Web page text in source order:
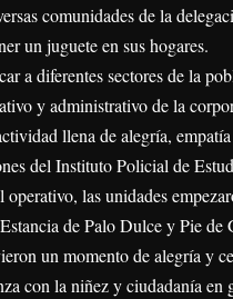
comunidades de la
un juguete en sus hogares.
a diferentes sectores de la
y administrativo de la
llena de alegría,
del Instituto Policial de
las unidades
de Palo Dulce y Pie de
un momento de alegría y
con la niñez y ciudadanía en